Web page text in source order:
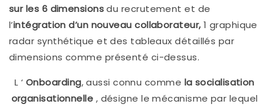
sur les 6 dimensionsdu recrutement et de
l’intégration d’un nouveau collaborateur,1 graphique
radar synthétique et des tableaux détaillés par
dimensions comme présenté ci-dessus.
L ‘Onboarding, aussi connu comme la socialisation
organisationnelle , désigne le mécanisme par lequel